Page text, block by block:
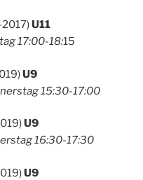
U11
17:00-18:15
U9
15:30-17:00
U9
16:30-17:30
U9